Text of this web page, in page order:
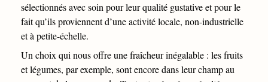
sélectionnés avec soin pour leur qualité gustative et pour le
fait qu’ils proviennent d’une activité locale, non-industrielle
et à petite-échelle.
Un choix qui nous offre une fraîcheur inégalable : les fruits
et légumes, par exemple, sont encore dans leur champ au